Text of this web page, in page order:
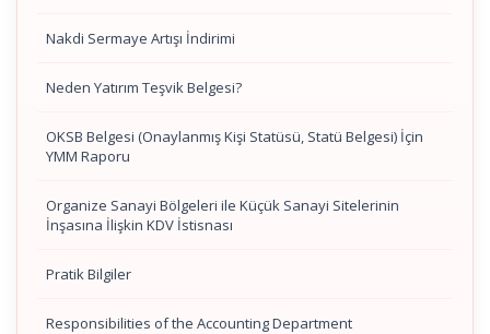
Nakdi Sermaye Artışı İndirimi
Neden Yatırım Teşvik Belgesi?
OKSB Belgesi (Onaylanmış Kişi Statüsü, Statü Belgesi) İçin
YMM Raporu
Organize Sanayi Bölgeleri ile Küçük Sanayi Sitelerinin
İnşasına İlişkin KDV İstisnası
Pratik Bilgiler
Responsibilities of the Accounting Department